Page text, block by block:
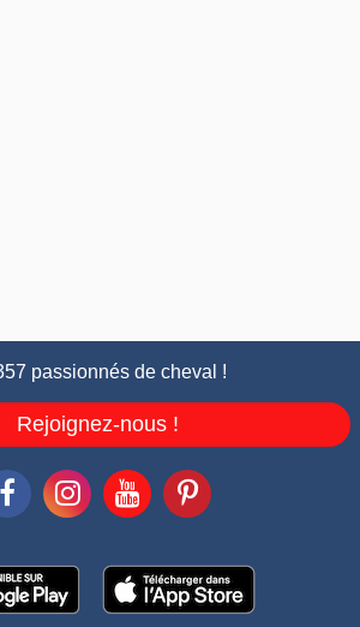
passionnés de cheval !
Rejoignez-nous !